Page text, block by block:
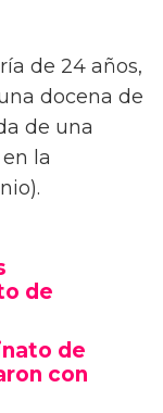
de 24 años,
docena de
de una
la
de
de
con